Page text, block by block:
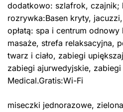
dodatkowo: szlafrok, czajnik;
rozrywka:Basen kryty,
opłatą: spa i centrum
masaże, strefa relaksacyjna,
twarz i ciało, zabiegi
zabiegi ajurwedyjskie,
Medical.Gratis:Wi-Fi
miseczki jednorazowe,